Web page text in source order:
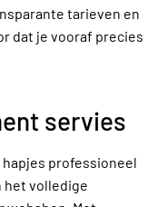
tarieven en
dat je vooraf precies
servies
professioneel
het volledige